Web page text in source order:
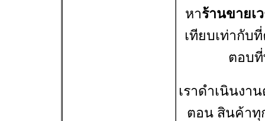
หาร้านขาย
เทียบเท่ากับ
ตอบที่
เราดำเนินงา
ตอน สินค้าทุ